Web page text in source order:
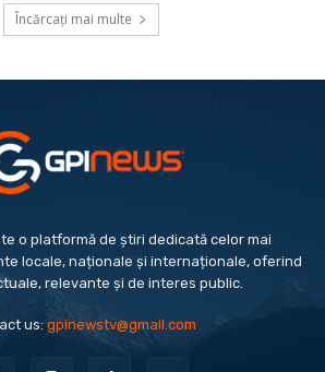
Încărcați mai multe
o platformă de știri dedicată celor mai
locale, naționale și internaționale, oferind
relevante și de interes public.
us:gpinewstv@gmail.com